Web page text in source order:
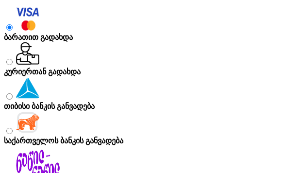
ბარათით გადახდა
კურიერთან გადახდა
თიბისი ბანკის განვადება
საქართველოს ბანკის განვადება